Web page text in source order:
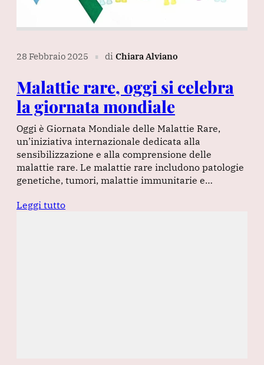
28 Febbraio 2025 ∎ di Chiara Alviano
Malattie rare, oggi si celebra
la giornata mondiale
Oggi è Giornata Mondiale delle Malattie Rare,
un’iniziativa internazionale dedicata alla
sensibilizzazione e alla comprensione delle
malattie rare. Le malattie rare includono patologie
genetiche, tumori, malattie immunitarie e…
Leggi tutto